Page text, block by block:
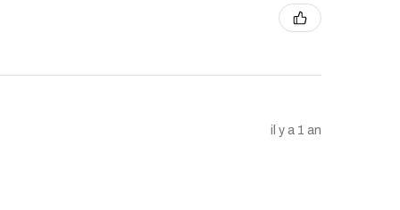
il y a 1 an